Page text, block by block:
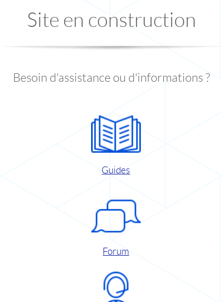
Site en construction
Besoin d'assistance ou d'informations ?
Guides
Forum